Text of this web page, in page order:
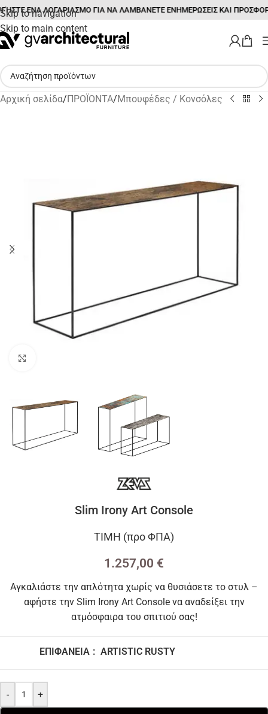
Skip to navigation
Skip to main content
ΕΝΑ ΛΟΓΑΡΙΑΣΜΟ ΓΙΑ ΝΑ ΛΑΜΒΑΝΕΤΕ ΕΝΗΜΕΡΩΣΕΙΣ ΚΑΙ
Αρχική σελίδα/ΠΡΟΪΟΝΤΑ/Μπουφέδες / Κονσόλες
Slim Irony Art Console
ΤΙΜΗ (προ ΦΠΑ)
1.257,00 €
Αγκαλιάστε την απλότητα χωρίς να θυσιάσετε το στυλ –
αφήστε την Slim Irony Art Console να αναδείξει την
ατμόσφαιρα του σπιτιού σας!
ΕΠΙΦΆΝΕΙΑ : ARTISTIC RUSTY
- +